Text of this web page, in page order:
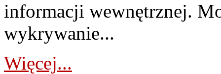
informacji wewnętrznej.
wykrywanie...
Więcej...